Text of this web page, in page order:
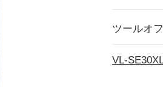
ツールオ
VL-